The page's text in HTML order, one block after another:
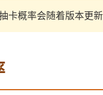
卡概率会随着版本更